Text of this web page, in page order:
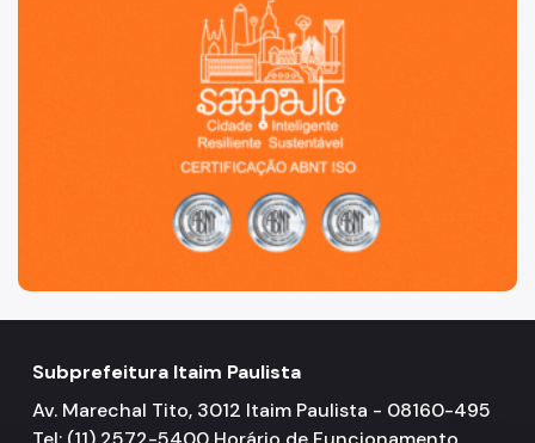
Subprefeitura Itaim Paulista
Av. Marechal Tito, 3012 Itaim Paulista - 08160-495